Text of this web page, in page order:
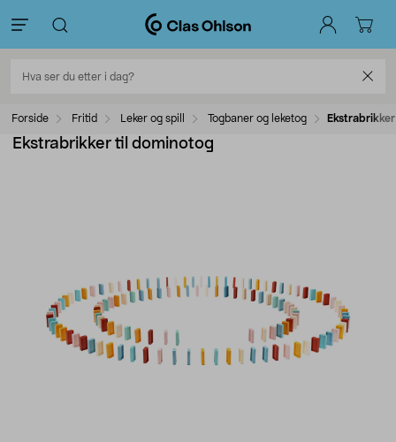
Forside Fritid Leker og spill Togbaner og leketog
Ekstrabrikker til dominotog